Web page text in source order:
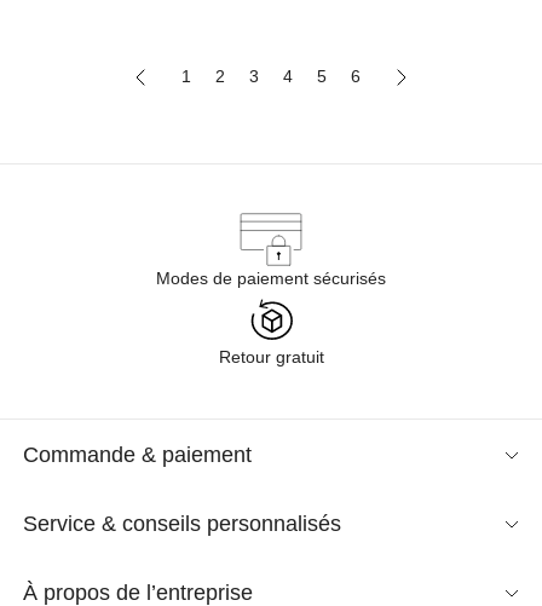
1 2 3 4 5 6
Modes de paiement sécurisés
Retour gratuit
Commande & paiement
Service & conseils personnalisés
À propos de l’entreprise